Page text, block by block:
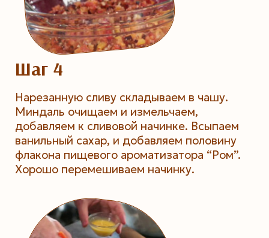
Шаг 4
Нарезанную сливу складываем в чашу.
Миндаль очищаем и измельчаем,
добавляем к сливовой начинке. Всыпаем
ванильный сахар, и добавляем половину
флакона пищевого ароматизатора “Ром”.
Хорошо перемешиваем начинку.